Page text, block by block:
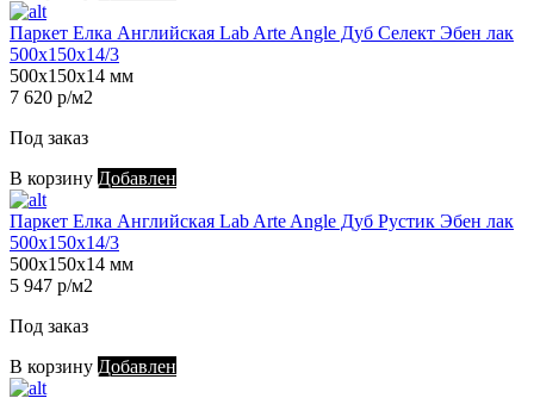
Паркет Елка Английская Lab Arte Angle Дуб Селект Эбен лак
500х150х14/3
500х150х14 мм
7 620 р/м2
Под заказ
В корзину Добавлен
Паркет Елка Английская Lab Arte Angle Дуб Рустик Эбен лак
500х150х14/3
500х150х14 мм
5 947 р/м2
Под заказ
В корзину Добавлен